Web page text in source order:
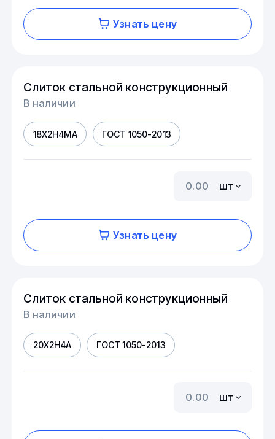
Узнать цену
Слиток стальной конструкционный
В наличии
18Х2Н4МА ГОСТ 1050-2013
шт
Узнать цену
Слиток стальной конструкционный
В наличии
20Х2Н4А ГОСТ 1050-2013
шт